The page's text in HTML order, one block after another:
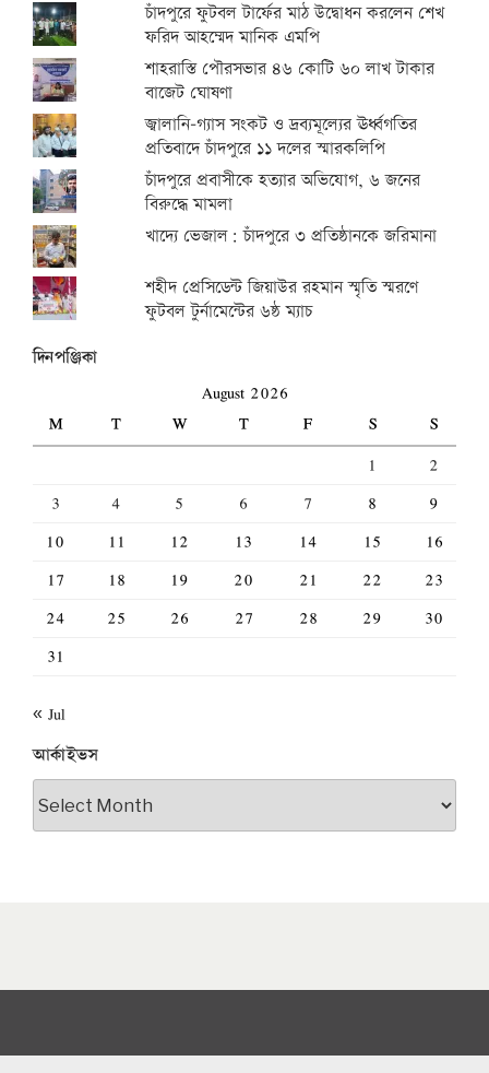
চাঁদপুরে ফুটবল টার্ফের মাঠ উদ্বোধন করলেন শেখ
ফরিদ আহম্মেদ মানিক এমপি
শাহরাস্তি পৌরসভার ৪৬ কোটি ৬০ লাখ টাকার
বাজেট ঘোষণা
জ্বালানি-গ্যাস সংকট ও দ্রব্যমূল্যের ঊর্ধ্বগতির
প্রতিবাদে চাঁদপুরে ১১ দলের স্মারকলিপি
চাঁদপুরে প্রবাসীকে হত্যার অভিযোগ, ৬ জনের
বিরুদ্ধে মামলা
খাদ্যে ভেজাল: চাঁদপুরে ৩ প্রতিষ্ঠানকে জরিমানা
শহীদ প্রেসিডেন্ট জিয়াউর রহমান স্মৃতি স্মরণে
ফুটবল টুর্নামেন্টের ৬ষ্ঠ ম্যাচ
দিনপঞ্জিকা
August 2026
M
T W T F S
S
1
2
3
4 5 6 7 8
9
10
11 12 13 14 15
16
17
18 19 20 21 22
23
24
25 26 27 28 29
30
31
« Jul
আর্কাইভস
আর্কাইভস